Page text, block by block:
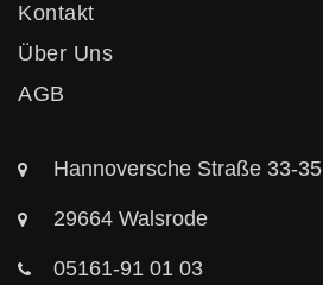
Kontakt
Über Uns
AGB
Hannoversche Straße 33-35
29664 Walsrode
05161-91 01 03